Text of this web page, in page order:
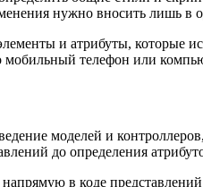
нужно вносить лишь в
и атрибуты, которые
мобильный телефон или
моделей и
до определения
в коде